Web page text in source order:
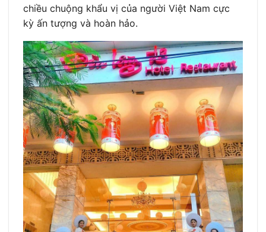
chiều chuộng khẩu vị của người Việt Nam cực
kỳ ấn tượng và hoàn hảo.